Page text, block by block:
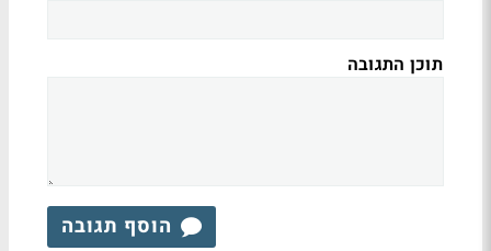
תוכן התגובה
הוסף תגובה